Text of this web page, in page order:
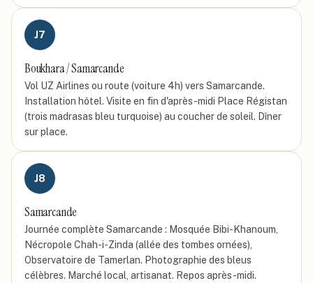
J7
Boukhara / Samarcande
Vol UZ Airlines ou route (voiture 4h) vers Samarcande.
Installation hôtel. Visite en fin d'après-midi Place Régistan
(trois madrasas bleu turquoise) au coucher de soleil. Dîner
sur place.
J8
Samarcande
Journée complète Samarcande : Mosquée Bibi-Khanoum,
Nécropole Chah-i-Zinda (allée des tombes ornées),
Observatoire de Tamerlan. Photographie des bleus
célèbres. Marché local, artisanat. Repos après-midi.